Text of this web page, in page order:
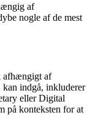
af
nogle af de mest
afhængigt af
indgå, inkluderer
eller Digital
på konteksten for at